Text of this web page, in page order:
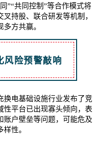
”“共同控制”等合作模式将
持股、联合研发等机制，
方共赢。
风险预警敲响
换电基础设施行业发布了竞
性平台已出现寡头倾向，表
账户壁垒等问题，可能危及
性。